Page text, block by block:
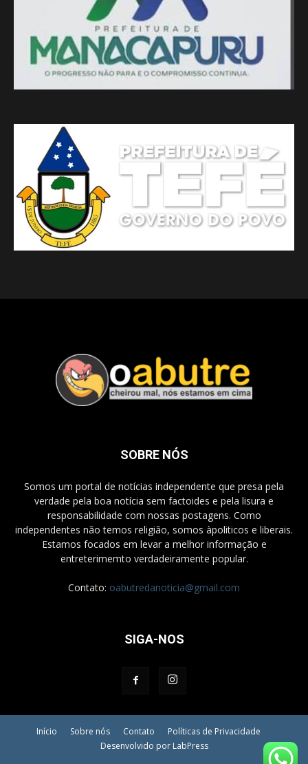
SOBRE NÓS
Somos um portal de notícias independente que presa pela
verdade pela boa notícia sem factoides e pela lisura e
responsabilidade com nossas postagens. Como
independentes não temos religião, somos àpoliticos e liberais.
Estamos focados em levar a melhor informação e
entreterimemto verdadeiramente popular.
Contato: oabutredanoticia@gmail.com
SIGA-NOS
Início Sobre nós Contato
Políticas de Privacidade
Desenvolvido por LabPress